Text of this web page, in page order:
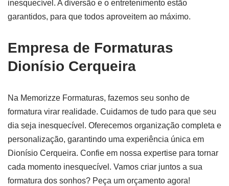
inesquecível. A diversão e o entretenimento estão
garantidos, para que todos aproveitem ao máximo.
Empresa de Formaturas
Dionísio Cerqueira
Na Memorizze Formaturas, fazemos seu sonho de
formatura virar realidade. Cuidamos de tudo para que seu
dia seja inesquecível. Oferecemos organização completa e
personalização, garantindo uma experiência única em
Dionísio Cerqueira. Confie em nossa expertise para tornar
cada momento inesquecível. Vamos criar juntos a sua
formatura dos sonhos? Peça um orçamento agora!